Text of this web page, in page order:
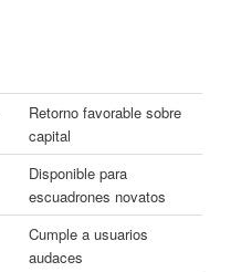
Retorno favorable sobre
capital
Disponible para
escuadrones novatos
Cumple a usuarios
audaces